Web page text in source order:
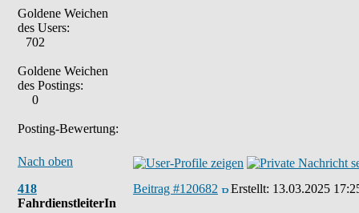
Goldene Weichen
des Users:
702
Goldene Weichen
des Postings:
0
Posting-Bewertung:
Nach oben
418
FahrdienstleiterIn
Beitrag #120682 Erstellt: 13.03.2025